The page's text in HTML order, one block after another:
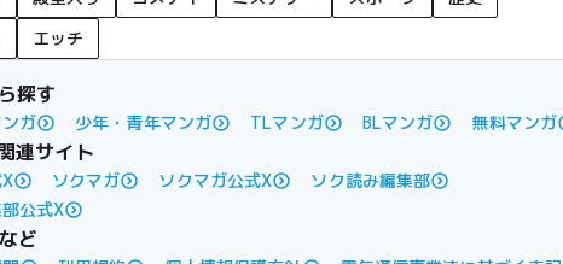
エッチ
探す
ガ 少年・青年マンガ TLマンガ BLマンガ 無料マンガ
連サイト
ソクマガ ソクマガ公式X
ソク読み編集部
公式X
ど